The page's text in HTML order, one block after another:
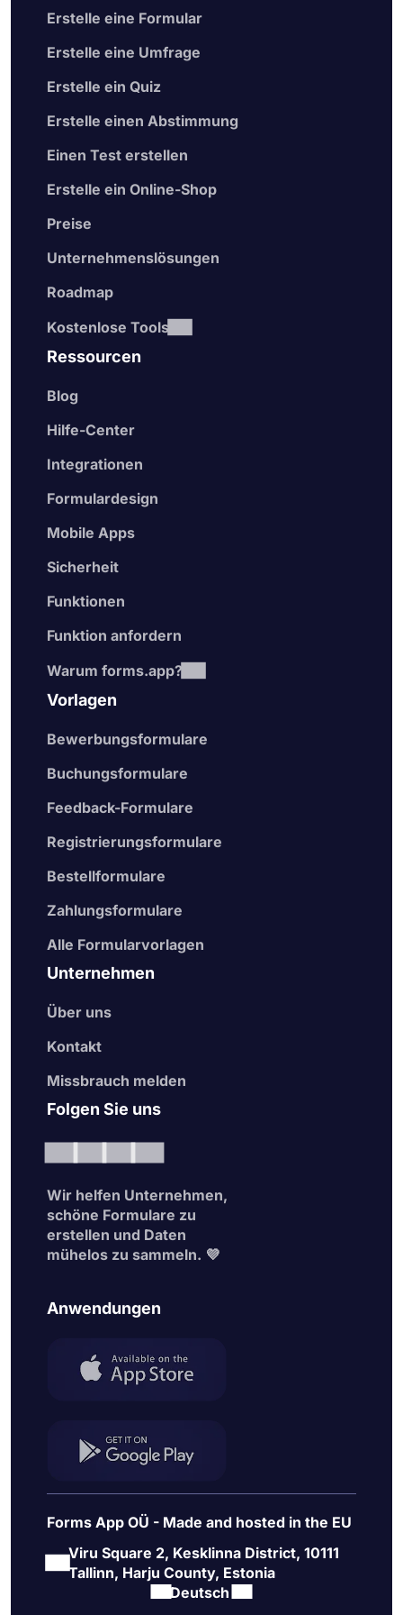
Erstelle eine Formular
Erstelle eine Umfrage
Erstelle ein Quiz
Erstelle einen Abstimmung
Einen Test erstellen
Erstelle ein Online-Shop
Preise
Unternehmenslösungen
Roadmap
Kostenlose Tools
Ressourcen
Blog
Hilfe-Center
Integrationen
Formulardesign
Mobile Apps
Sicherheit
Funktionen
Funktion anfordern
Warum forms.app?
Vorlagen
Bewerbungsformulare
Buchungsformulare
Feedback-Formulare
Registrierungsformulare
Bestellformulare
Zahlungsformulare
Alle Formularvorlagen
Unternehmen
Über uns
Kontakt
Missbrauch melden
Folgen Sie uns
Wir helfen Unternehmen,
schöne Formulare zu
erstellen und Daten
mühelos zu sammeln. 💜
Anwendungen
Forms App OÜ - Made and hosted in the EU
Viru Square 2, Kesklinna District, 10111
Tallinn, Harju County, Estonia
Deutsch